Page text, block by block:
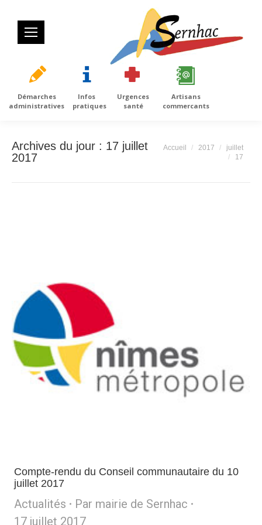
Démarches
administratives
Infos
pratiques
Urgences
santé
Artisans
commercants
Archives du jour : 17 juillet
2017
Vous êtes ici :
Accueil 2017
juillet
17
Compte-rendu du Conseil communautaire du 10
juillet 2017
Actualités Par mairie de Sernhac
17 juillet 2017